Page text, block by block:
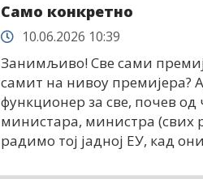
Само конкретно
10.06.2026 10:39
Занимљиво! Све сами
самит на нивоу премијера?
функционер за све, почев
министара, министра (свих
радимо тој јадној ЕУ, кад